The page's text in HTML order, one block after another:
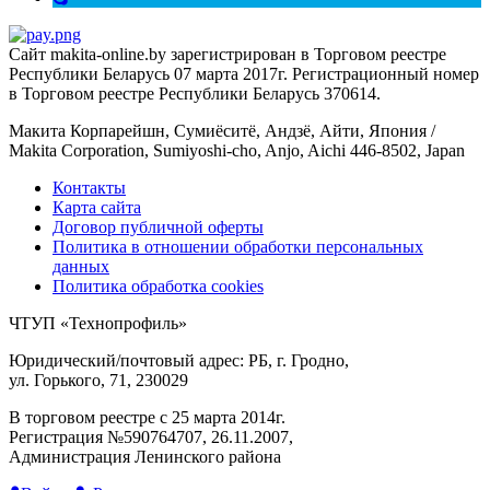
Сайт makita-online.by зарегистрирован в Торговом реестре
Республики Беларусь 07 марта 2017г. Регистрационный номер
в Торговом реестре Республики Беларусь 370614.
Макита Корпарейшн, Сумиёситё, Андзё, Айти, Япония /
Makita Corporation, Sumiyoshi-cho, Anjo, Aichi 446-8502, Japan
Контакты
Карта сайта
Договор публичной оферты
Политика в отношении обработки персональных
данных
Политика обработка cookies
ЧТУП «Технопрофиль»
Юридический/почтовый адрес: РБ, г. Гродно,
ул. Горького, 71, 230029
В торговом реестре с 25 марта 2014г.
Регистрация №590764707, 26.11.2007,
Администрация Ленинского района